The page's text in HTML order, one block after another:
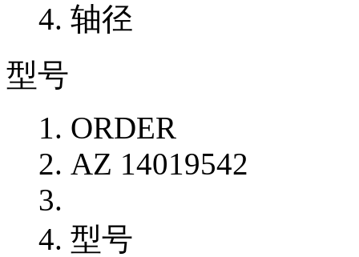
轴径
型号
ORDER
AZ 14019542
型号